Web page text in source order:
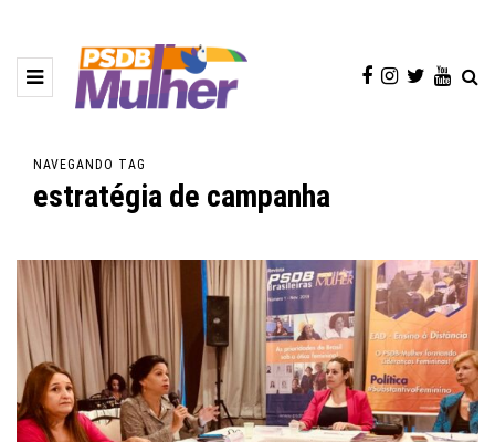
NAVEGANDO TAG
estratégia de campanha